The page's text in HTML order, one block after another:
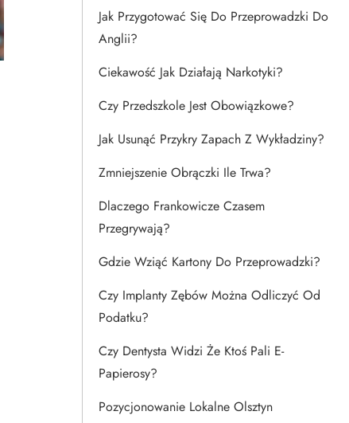
Jak Przygotować Się Do Przeprowadzki Do
Anglii?
Ciekawość Jak Działają Narkotyki?
Czy Przedszkole Jest Obowiązkowe?
Jak Usunąć Przykry Zapach Z Wykładziny?
Zmniejszenie Obrączki Ile Trwa?
Dlaczego Frankowicze Czasem
Przegrywają?
Gdzie Wziąć Kartony Do Przeprowadzki?
Czy Implanty Zębów Można Odliczyć Od
Podatku?
Czy Dentysta Widzi Że Ktoś Pali E-
Papierosy?
Pozycjonowanie Lokalne Olsztyn